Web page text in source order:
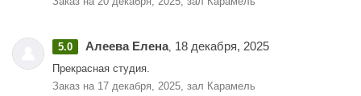
5.0 Алеева Елена, 18 декабря, 2025
Прекрасная студия.
Заказ на 17 декабря, 2025, зал Карамель